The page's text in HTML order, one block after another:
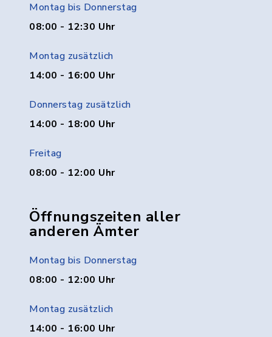
Montag bis Donnerstag
08:00 - 12:30 Uhr
Montag zusätzlich
14:00 - 16:00 Uhr
Donnerstag zusätzlich
14:00 - 18:00 Uhr
Freitag
08:00 - 12:00 Uhr
Öffnungszeiten aller
anderen Ämter
Montag bis Donnerstag
08:00 - 12:00 Uhr
Montag zusätzlich
14:00 - 16:00 Uhr